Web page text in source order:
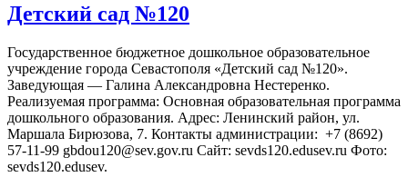
Детский сад №120
Государственное бюджетное дошкольное образовательное
учреждение города Севастополя «Детский сад №120».
Заведующая — Галина Александровна Нестеренко.
Реализуемая программа: Основная образовательная программа
дошкольного образования. Адрес: Ленинский район, ул.
Маршала Бирюзова, 7. Контакты администрации: +7 (8692)
57-11-99 gbdou120@sev.gov.ru Сайт: sevds120.edusev.ru Фото:
sevds120.edusev.